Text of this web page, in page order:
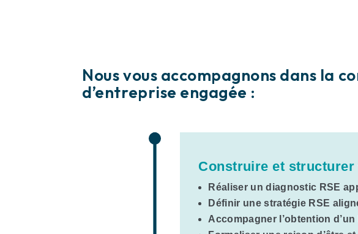
Nous vous accompagnons dans la
d’entreprise engagée :
Construire et structurer
Réaliser un diagnostic RSE
Définir une stratégie RSE
Accompagner l’obtention